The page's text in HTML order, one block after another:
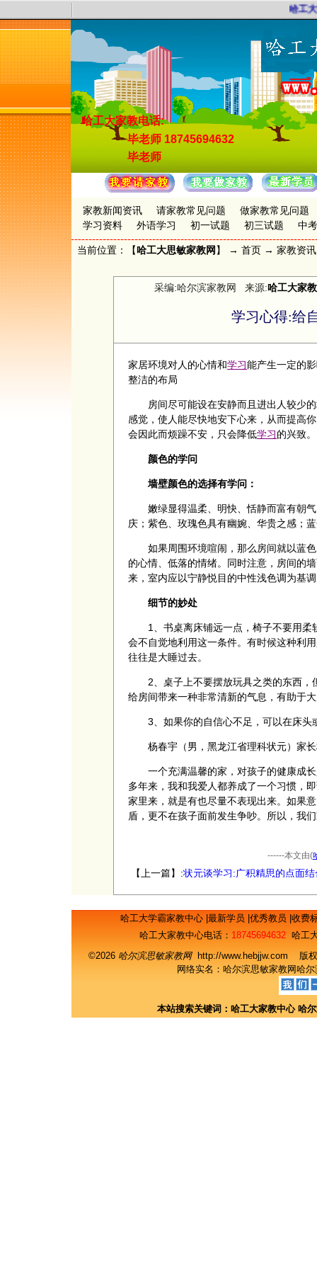
哈工大
哈工大家教电话:
毕老师 18745694632
毕老师
家教新闻资讯 请家教常见问题
做家教常见问题
学习资料
外语学习 初一试题 初三试题 中
当前位置：【哈工大思敏家教网 】 → 首页 → 家教资讯
采编:哈尔滨家教网 来源:哈工大家
学习心得:给
家居环境对人的心情和学习能产生一定的
整洁的布局
房间尽可能设在安静而且进出人较少的
感觉，使人能尽快地安下心来，从而提高
会因此而烦躁不安，只会降低学习的兴致。
颜色的学问
墙壁颜色的选择有学问：
嫩绿显得温柔、明快、恬静而富有朝气
庆；紫色、玫瑰色具有幽婉、华贵之感；
如果周围环境喧闹，那么房间就以蓝色
的心情、低落的情绪。同时注意，房间的
来，室内应以宁静悦目的中性浅色调为基
细节的妙处
1、书桌离床铺远一点，椅子不要用柔
会不自觉地利用这一条件。有时候这种利
往往是大睡过去。
2、桌子上不要摆放玩具之类的东西，
给房间带来一种非常清新的气息，有助于
3、如果你的自信心不足，可以在床头
杨春宇（男，黑龙江省理科状元）家长
一个充满温馨的家，对孩子的健康成长
多年来，我和我爱人都养成了一个习惯，
家里来，就是有也尽量不表现出来。如果
盾，更不在孩子面前发生争吵。所以，我
------本文由(
【上一篇】:状元谈学习:广积精思的点面结
哈工大学霸家教中心 最新学员 优秀教员 收费
哈工大家教中心电话： 18745694632 哈工
©2026 哈尔滨思敏家教网http://www.hebjjw.com 版
网络实名： 哈尔滨思敏家教网哈尔
本站搜索关键词： 哈工大家教中心 哈